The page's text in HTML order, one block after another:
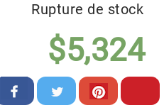
$5,324
Rupture de stock